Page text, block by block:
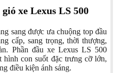
xe Lexus LS 500
sang được ưa chuộng top đầu
cấp, sang trọng, thời thượng,
Phần đầu xe Lexus LS 500
con suốt đặc trưng cỡ lớn,
điều kiện ánh sáng.